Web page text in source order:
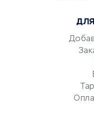
Консалтинговые
Аудиторские
Бухгалтерия